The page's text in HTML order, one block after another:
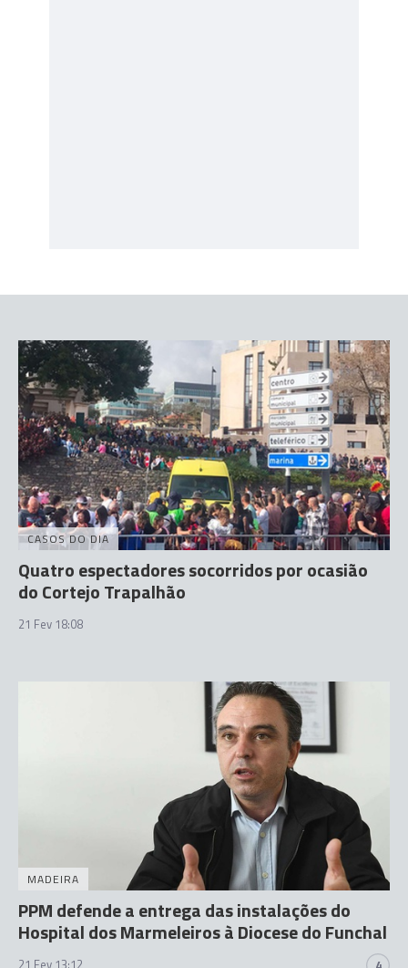
CASOS DO DIA
Quatro espectadores socorridos por ocasião
do Cortejo Trapalhão
21 Fev 18:08
MADEIRA
PPM defende a entrega das instalações do
Hospital dos Marmeleiros à Diocese do Funchal
21 Fev 13:12